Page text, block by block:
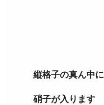
縦格子の真ん中に
硝子が入ります